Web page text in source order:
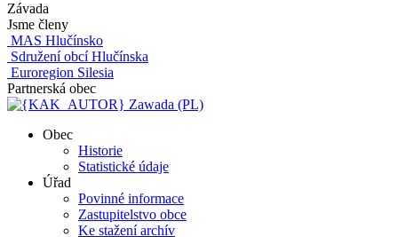
Závada
Jsme členy
MAS Hlučínsko
Sdružení obcí Hlučínska
Euroregion Silesia
Partnerská obec
Zawada (PL)
Obec
Historie
Statistické údaje
Úřad
Povinné informace
Zastupitelstvo obce
Ke stažení archív